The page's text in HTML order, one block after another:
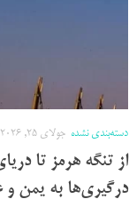
دسته‌بندی نشده جولای 25, 2026
از تنگه هرمز تا
درگیری‌ها به یمن